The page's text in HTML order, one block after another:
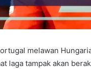
melawan
laga tampak akan